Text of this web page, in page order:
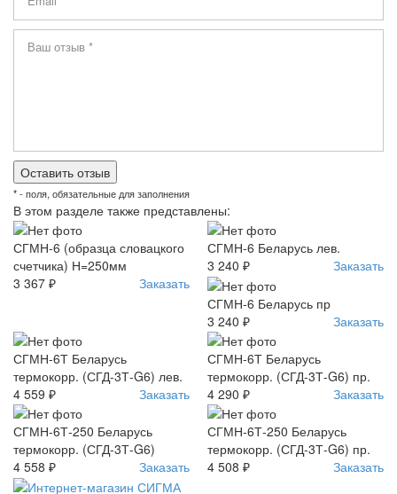
* - поля, обязательные для заполнения
В этом разделе также представлены:
СГМН-6 (образца словацкого
счетчика) Н=250мм
3 367 ₽
Заказать
СГМН-6 Беларусь лев.
3 240 ₽
Заказать
СГМН-6 Беларусь пр
3 240 ₽
Заказать
СГМН-6Т Беларусь
термокорр. (СГД-3Т-G6) лев.
4 559 ₽
Заказать
СГМН-6Т Беларусь
термокорр. (СГД-3Т-G6) пр.
4 290 ₽
Заказать
СГМН-6Т-250 Беларусь
термокорр. (СГД-3Т-G6)
4 558 ₽
Заказать
СГМН-6Т-250 Беларусь
термокорр. (СГД-3Т-G6) пр.
4 508 ₽
Заказать